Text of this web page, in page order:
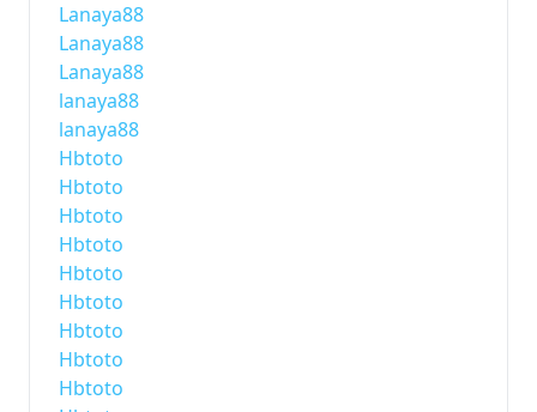
Lanaya88
Lanaya88
Lanaya88
lanaya88
lanaya88
Hbtoto
Hbtoto
Hbtoto
Hbtoto
Hbtoto
Hbtoto
Hbtoto
Hbtoto
Hbtoto